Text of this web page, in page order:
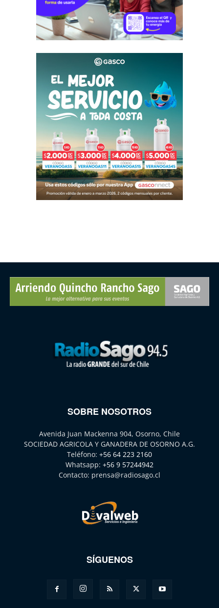
SOBRE NOSOTROS
Avenida Juan Mackenna 904, Osorno, Chile
SOCIEDAD AGRICOLA Y GANADERA DE OSORNO A.G.
Teléfono: +56 64 223 2160
Whatsapp: +56 9 57244942
Contacto: prensa@radiosago.cl
SÍGUENOS